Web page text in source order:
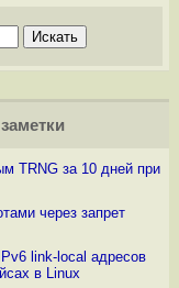
TRNG за 10 дней при
через запрет
link-local адресов
в Linux